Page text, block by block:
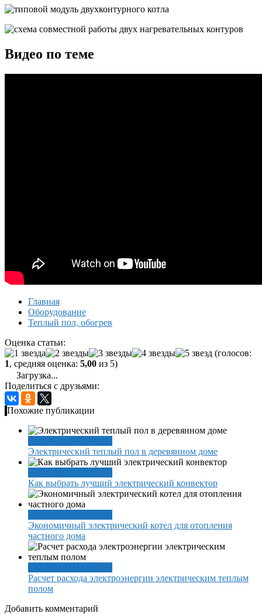
Видео по теме
Главная
Оборудование
Теплый пол, обогрев
Оценка статьи:
(голосов:
1, средняя оценка: 5,00 из 5)
Загрузка...
Поделиться с друзьями:
Похожие публикации
Электрический теплый пол в деревянном доме
Как выбрать лучший электрический конвектор
Экономичный электрический котел для отопления
частного дома
Расчет расхода электроэнергии электрическим теплым
полом
Добавить комментарий